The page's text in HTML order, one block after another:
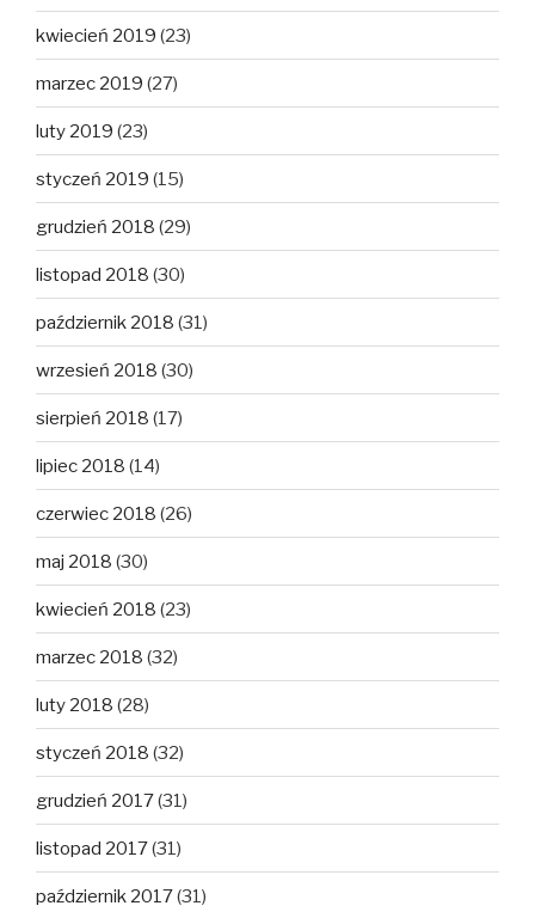
kwiecień 2019 (23)
marzec 2019 (27)
luty 2019 (23)
styczeń 2019 (15)
grudzień 2018 (29)
listopad 2018 (30)
październik 2018 (31)
wrzesień 2018 (30)
sierpień 2018 (17)
lipiec 2018 (14)
czerwiec 2018 (26)
maj 2018 (30)
kwiecień 2018 (23)
marzec 2018 (32)
luty 2018 (28)
styczeń 2018 (32)
grudzień 2017(31)
listopad 2017(31)
październik 2017(31)